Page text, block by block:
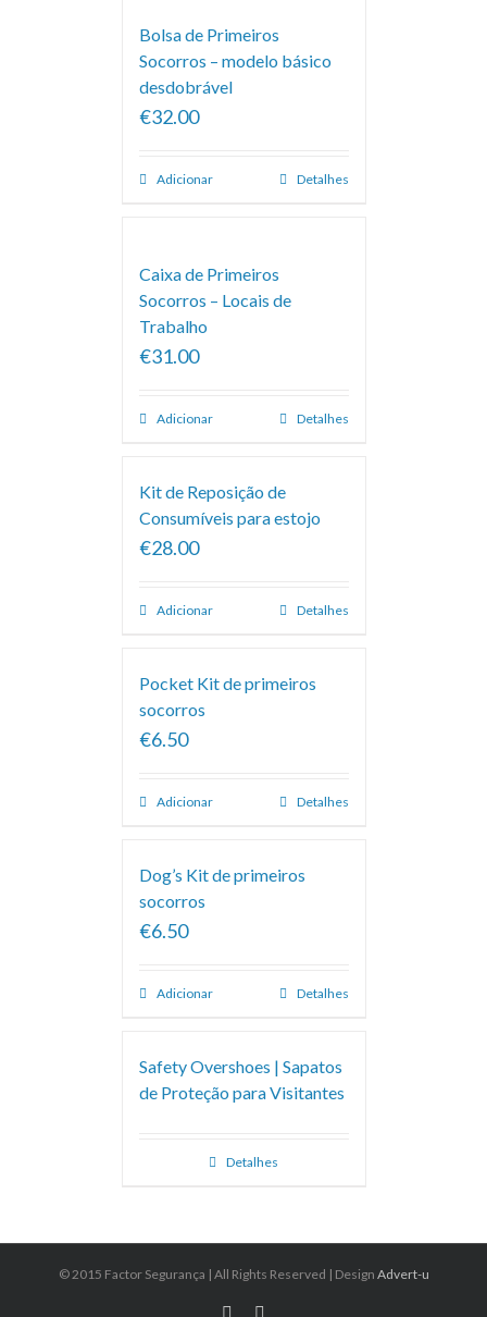
Bolsa de Primeiros
Socorros – modelo básico
desdobrável
€32.00
Adicionar Detalhes
Caixa de Primeiros
Socorros – Locais de
Trabalho
€31.00
Adicionar Detalhes
Kit de Reposição de
Consumíveis para estojo
€28.00
Adicionar Detalhes
Pocket Kit de primeiros
socorros
€6.50
Adicionar Detalhes
Dog’s Kit de primeiros
socorros
€6.50
Adicionar Detalhes
Safety Overshoes | Sapatos
de Proteção para Visitantes
Detalhes
© 2015 Factor Segurança | All Rights Reserved | Design Advert-u